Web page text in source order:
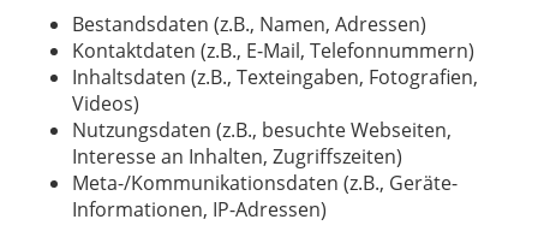
Bestandsdaten (z.B., Namen, Adressen)
Kontaktdaten (z.B., E-Mail, Telefonnummern)
Inhaltsdaten (z.B., Texteingaben, Fotografien,
Videos)
Nutzungsdaten (z.B., besuchte Webseiten,
Interesse an Inhalten, Zugriffszeiten)
Meta-/Kommunikationsdaten (z.B., Geräte-
Informationen, IP-Adressen)